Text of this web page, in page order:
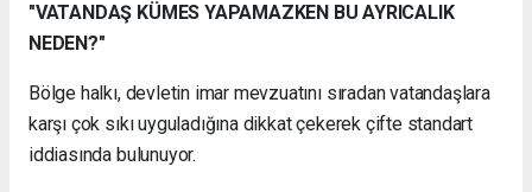
"VATANDAŞ KÜMES YAPAMAZKEN BU AYRICALIK
NEDEN?"
Bölge halkı, devletin imar mevzuatını sıradan vatandaşlara
karşı çok sıkı uyguladığına dikkat çekerek çifte standart
iddiasında bulunuyor.